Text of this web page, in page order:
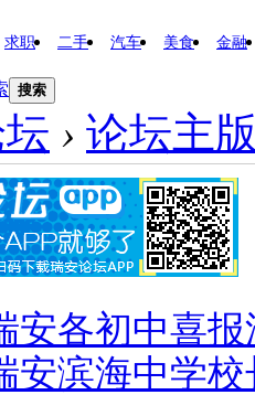
求职 二手 汽车 美食 金融
搜索
› 论坛主
安各初中喜
安滨海中学